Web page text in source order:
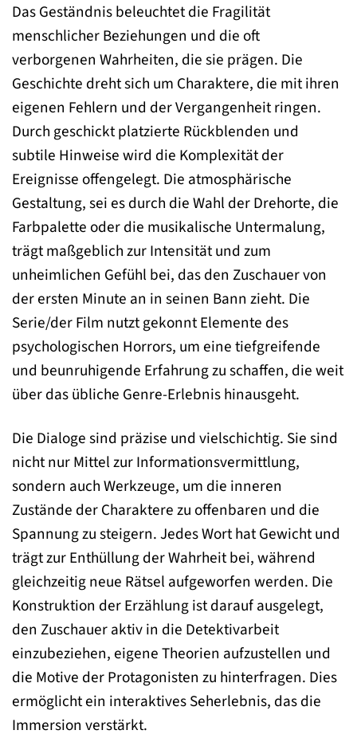
Das Geständnis beleuchtet die Fragilität
menschlicher Beziehungen und die oft
verborgenen Wahrheiten, die sie prägen. Die
Geschichte dreht sich um Charaktere, die mit ihren
eigenen Fehlern und der Vergangenheit ringen.
Durch geschickt platzierte Rückblenden und
subtile Hinweise wird die Komplexität der
Ereignisse offengelegt. Die atmosphärische
Gestaltung, sei es durch die Wahl der Drehorte, die
Farbpalette oder die musikalische Untermalung,
trägt maßgeblich zur Intensität und zum
unheimlichen Gefühl bei, das den Zuschauer von
der ersten Minute an in seinen Bann zieht. Die
Serie/der Film nutzt gekonnt Elemente des
psychologischen Horrors, um eine tiefgreifende
und beunruhigende Erfahrung zu schaffen, die weit
über das übliche Genre-Erlebnis hinausgeht.
Die Dialoge sind präzise und vielschichtig. Sie sind
nicht nur Mittel zur Informationsvermittlung,
sondern auch Werkzeuge, um die inneren
Zustände der Charaktere zu offenbaren und die
Spannung zu steigern. Jedes Wort hat Gewicht und
trägt zur Enthüllung der Wahrheit bei, während
gleichzeitig neue Rätsel aufgeworfen werden. Die
Konstruktion der Erzählung ist darauf ausgelegt,
den Zuschauer aktiv in die Detektivarbeit
einzubeziehen, eigene Theorien aufzustellen und
die Motive der Protagonisten zu hinterfragen. Dies
ermöglicht ein interaktives Seherlebnis, das die
Immersion verstärkt.